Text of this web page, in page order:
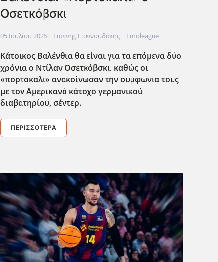
Οσετκόβσκι
05 Ιουλίου 2026| Γιάννης Γιαννουδάκης | Euroleague
Κάτοικος Βαλένθια θα είναι για τα επόμενα δύο
χρόνια ο Ντίλαν Οσετκόβσκι, καθώς οι
«πορτοκαλί» ανακοίνωσαν την συμφωνία τους
με τον Αμερικανό κάτοχο γερμανικού
διαβατηρίου, σέντερ.
ΠΕΡΙΣΣΌΤΕΡΑ